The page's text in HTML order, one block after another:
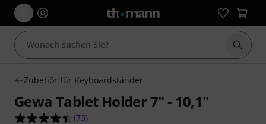
Suche
Zubehör für Keyboardständer
Gewa Tablet Holder 7" - 10,1"
4.5 von 5 Sternen aus 73 Kundenbewertungen
(73)